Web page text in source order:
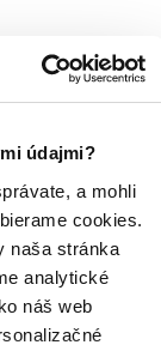
údajmi?
a mohli
cookies.
naša stránka
analytické
náš web